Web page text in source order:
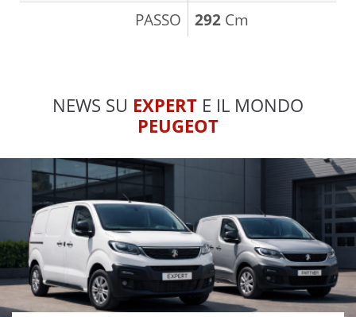
PASSO 292 Cm
NEWS SU EXPERT E IL MONDO
PEUGEOT